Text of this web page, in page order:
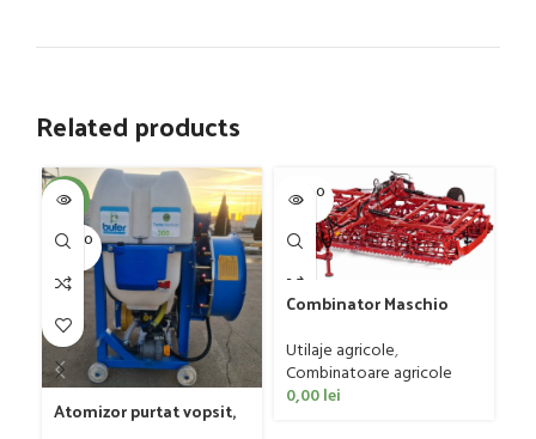
Related products
-4%
SOLD O
UT
Atomizor purtat vopsit,
SOLD O
UT
Combinator Maschio
Sandokan, 120-190 CP
Utilaje agricole,
Combinatoare agricole
0,00lei